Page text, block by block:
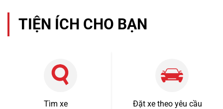
TIỆN ÍCH CHO BẠN
Tìm xe Đặt xe theo yêu cầu